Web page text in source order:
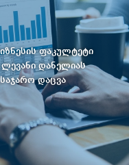
ფაკულტეტი
დანელიას
დაცვა